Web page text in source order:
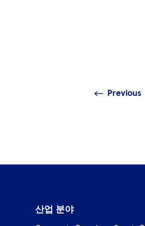
Previous
산업 분야